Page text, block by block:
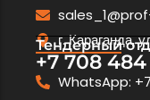
г. Караганда,
Тендерный
+7 708
WhatsApp: